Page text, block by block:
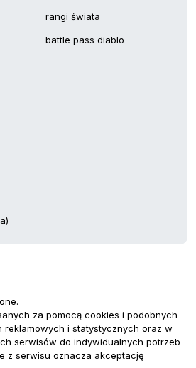
rangi świata
battle pass diablo
za pomocą cookies i podobnych
reklamowych i statystycznych oraz w
serwisów do indywidualnych potrzeb
z serwisu oznacza akceptację